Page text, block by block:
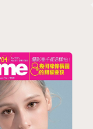
例如加強發展
商加入其應
賽。
伺服器訂閱
年聯想也推